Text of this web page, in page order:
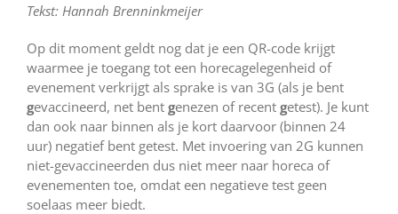
Tekst: Hannah Brenninkmeijer
Op dit moment geldt nog dat je een QR-code krijgt
waarmee je toegang tot een horecagelegenheid of
evenement verkrijgt als sprake is van 3G (als je bent
gevaccineerd, net bent genezen of recent getest). Je kunt
dan ook naar binnen als je kort daarvoor (binnen 24
uur) negatief bent getest. Met invoering van 2G kunnen
niet-gevaccineerden dus niet meer naar horeca of
evenementen toe, omdat een negatieve test geen
soelaas meer biedt.